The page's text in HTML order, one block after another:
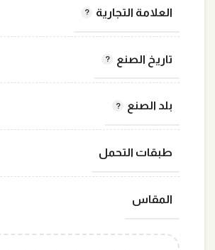
العلامة التجارية
تاريخ الصنع
بلد الصنع
طبقات التحمل
المقاس